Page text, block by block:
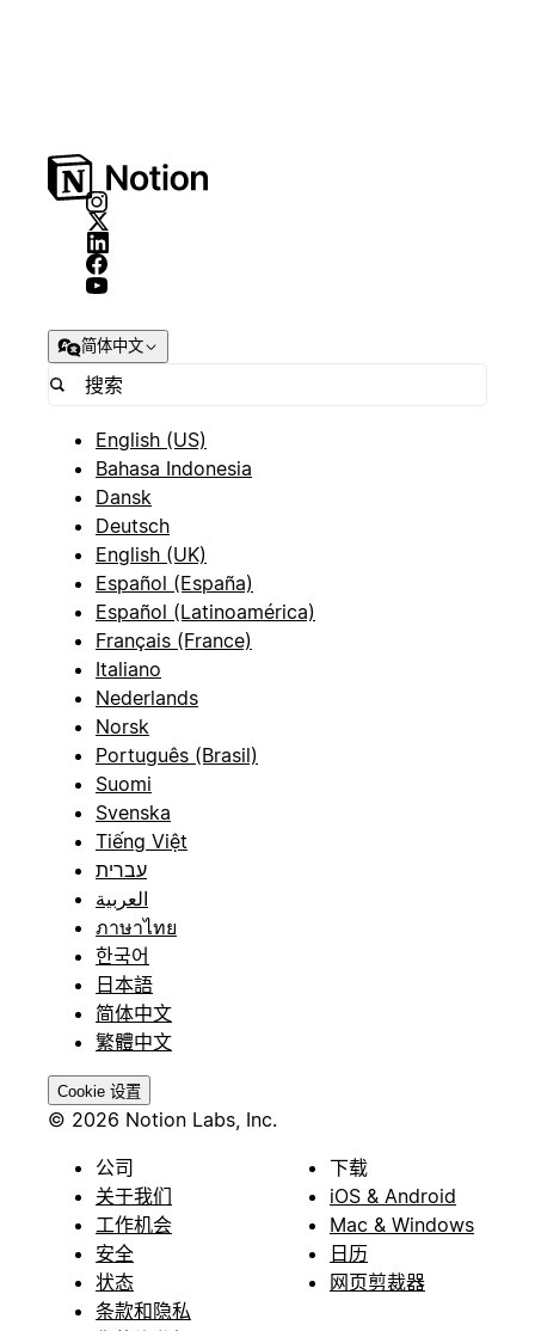
简体中文
English (US)
Bahasa Indonesia
Dansk
Deutsch
English (UK)
Español (España)
Español (Latinoamérica)
Français (France)
Italiano
Nederlands
Norsk
Português (Brasil)
Suomi
Svenska
Tiếng Việt
עברית
العربية
ภาษาไทย
한국어
日本語
简体中文
繁體中文
Cookie 设置
© 2026 Notion Labs, Inc.
公司
关于我们
工作机会
安全
状态
条款和隐私
下载
iOS & Android
Mac & Windows
日历
网页剪裁器